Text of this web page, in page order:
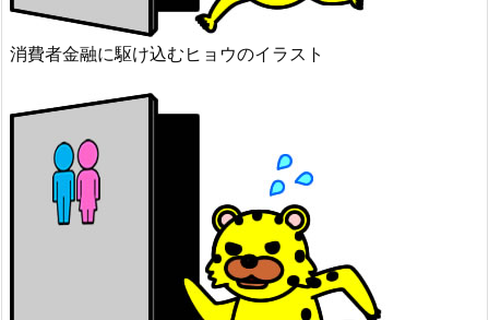
消費者金融に駆け込むヒョウのイラスト